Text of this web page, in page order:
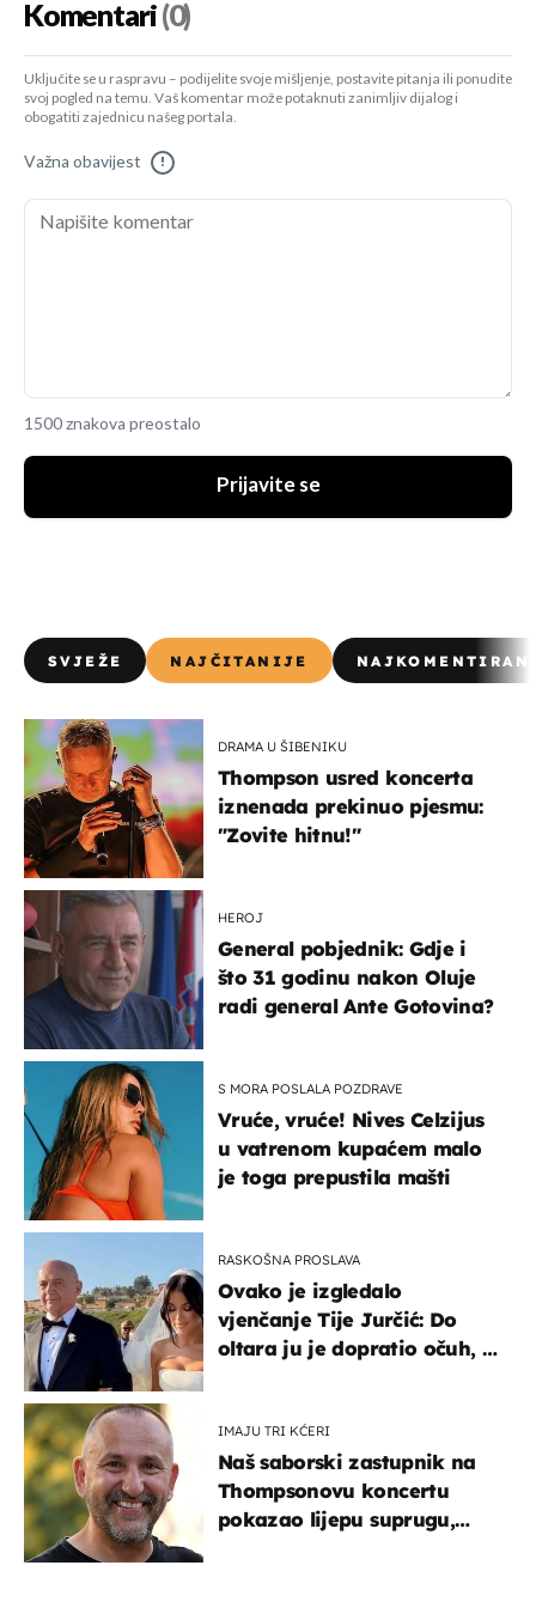
Komentari(0)
Uključite se u raspravu – podijelite svoje mišljenje, postavite pitanja ili ponudite
svoj pogled na temu. Vaš komentar može potaknuti zanimljiv dijalog i
obogatiti zajednicu našeg portala.
Važna obavijest !
1500 znakova preostalo
Prijavite se
SVJEŽE NAJČITANIJE
DRAMA U ŠIBENIKU
Thompson usred koncerta
iznenada prekinuo pjesmu:
"Zovite hitnu!"
HEROJ
General pobjednik: Gdje i
što 31 godinu nakon Oluje
radi general Ante Gotovina?
S MORA POSLALA POZDRAVE
Vruće, vruće! Nives Celzijus
u vatrenom kupaćem malo
je toga prepustila mašti
RASKOŠNA PROSLAVA
Ovako je izgledalo
vjenčanje Tije Jurčić: Do
oltara ju je dopratio očuh, a
IMAJU TRI KĆERI
Naš saborski zastupnik na
Thompsonovu koncertu
pokazao lijepu suprugu,